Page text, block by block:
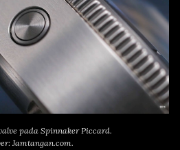
pada Spinnaker Piccard.
Jamtangan.com.